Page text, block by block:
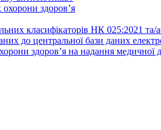
здоров’я
класифікаторів НК 025:2021
до центральної бази даних
здоров’я на надання медичної